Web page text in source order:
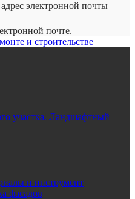
электронной почты
почте.
и строительстве
участка. Ландшафтный
и инструмент
фасадов